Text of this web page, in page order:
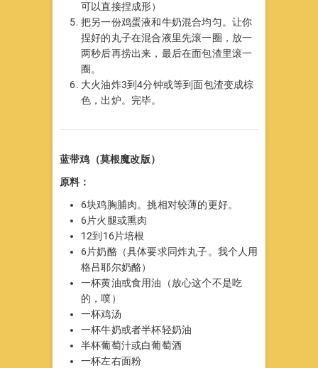
可以直接捏成形）
把另一份鸡蛋液和牛奶混合均匀。让你
捏好的丸子在混合液里先滚一圈，放一
两秒后再捞出来，最后在面包渣里滚一
圈。
大火油炸3到4分钟或等到面包渣变成棕
色，出炉。完毕。
蓝带鸡（莫根魔改版）
原料：
6块鸡胸脯肉。挑相对较薄的更好。
6片火腿或熏肉
12到16片培根
6片奶酪（具体要求同炸丸子。我个人用
格吕耶尔奶酪）
一杯黄油或食用油（放心这个不是吃
的，噗）
一杯鸡汤
一杯牛奶或者半杯轻奶油
半杯葡萄汁或白葡萄酒
一杯左右面粉